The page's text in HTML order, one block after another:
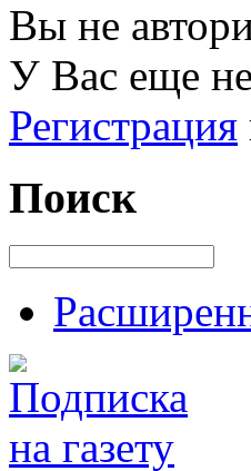
Вы не
У Вас еще
Регистрация
Поиск